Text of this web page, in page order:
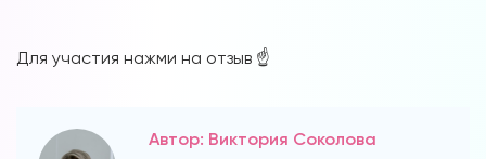
Для участия нажми на отзыв ☝️
Автор: Виктория Соколова